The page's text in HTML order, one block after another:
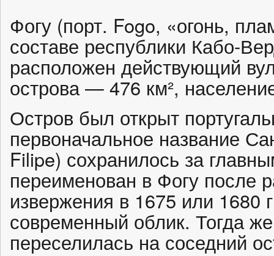
Фогу (порт. Fogo, «огонь,
составе республики Кабо-
расположен действующий
острова — 476 км²,
Остров был открыт
первоначальное название
Filipe) сохранилось за
переименован в Фогу после
извержения в 1675 или 1680
современный облик. Тогда
переселилась на соседний